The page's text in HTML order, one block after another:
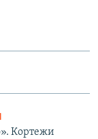
Кортежи